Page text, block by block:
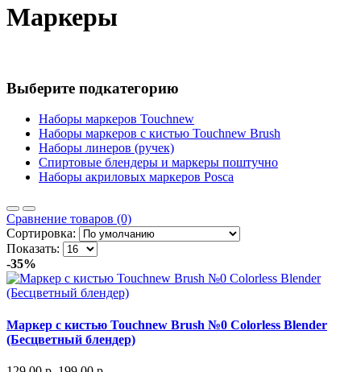
Маркеры
Выберите подкатегорию
Наборы маркеров Touchnew
Наборы маркеров c кистью Touchnew Brush
Наборы линеров (ручек)
Спиртовые блендеры и маркеры поштучно
Наборы акриловых маркеров Posca
Сравнение товаров (0)
Сортировка:
Показать:
-35%
Маркер с кистью Touchnew Brush №0 Colorless Blender
(Бесцветный блендер)